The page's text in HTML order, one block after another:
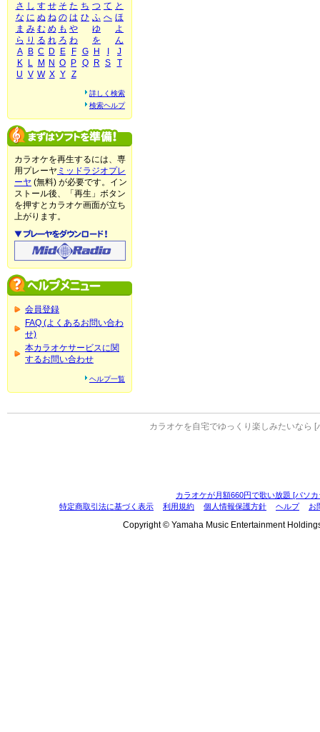
さ し す せ そ た ち つ て と
な に ぬ ね の は ひ ふ へ ほ
ま み む め も や ゆ
よ
ら り る れ ろ わ を
ん
A
B C D E F G H
J
K
L M N O P Q R S
T
U V W X Y Z
詳しく検索
検索ヘルプ
カラオケを再生するには、専
用プレーヤ ミッドラジオプレ
ーヤ (無料) が必要です。イン
ストール後、「再生」ボタン
を押すとカラオケ画面が立ち
上がります。
会員登録
FAQ (よくあるお問い合わ
せ)
本カラオケサービスに関
するお問い合わせ
ヘルプ一覧
カラオケを自宅でゆっくり楽しみたいなら [
カラオケが月額660円で歌い放題 [パソ
特定商取引法に基づく表示
利用規約 個人情報保護方針 ヘルプ お
Copyright © Yamaha Music Entertainment